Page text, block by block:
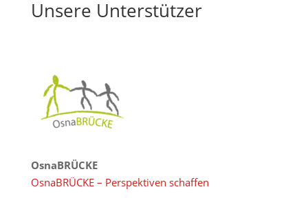
Unsere Unterstützer
OsnaBRÜCKE
OsnaBRÜCKE – Perspektiven schaffen